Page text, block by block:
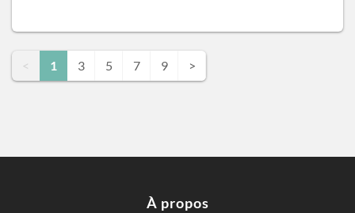
< 1 3 5 7 9 >
À propos